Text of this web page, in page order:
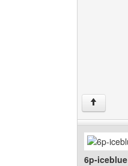
↑
6p-iceblue